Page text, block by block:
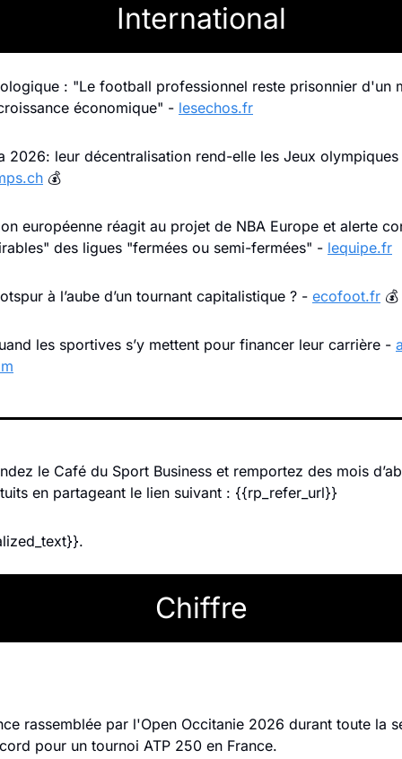
International
: "Le football professionnel reste prisonnier d'un
économique" - lesechos.fr
2026: leur décentralisation rend-elle les Jeux olympiques
💰
européenne réagit au projet de NBA Europe et alerte
des ligues "fermées ou semi-fermées" - lequipe.fr
à l’aube d’un tournant capitalistique ? - ecofoot.fr 💰
les sportives s’y mettent pour financer leur carrière -
le Café du Sport Business et remportez des mois
en partageant le lien suivant : {{rp_refer_url}}
Chiffre
rassemblée par l'Open Occitanie 2026 durant toute la
pour un tournoi ATP 250 en France.